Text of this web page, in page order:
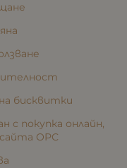
бисквитки
с покупка онлайн,
ОРС